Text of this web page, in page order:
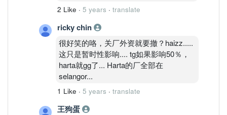
2 Like · 5 years · translate
ricky chin
很好笑的咯，关厂外资就要撤？haizz.....
这只是暂时性影响.... tg如果影响50％，
harta就gg了... Harta的厂全部在
selangor...
1 Like · 5 years · translate
王狗蛋